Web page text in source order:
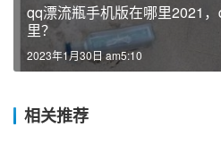
qq漂流瓶手机版在哪里2021
里？
2023年1月30日 am5:10
相关推荐